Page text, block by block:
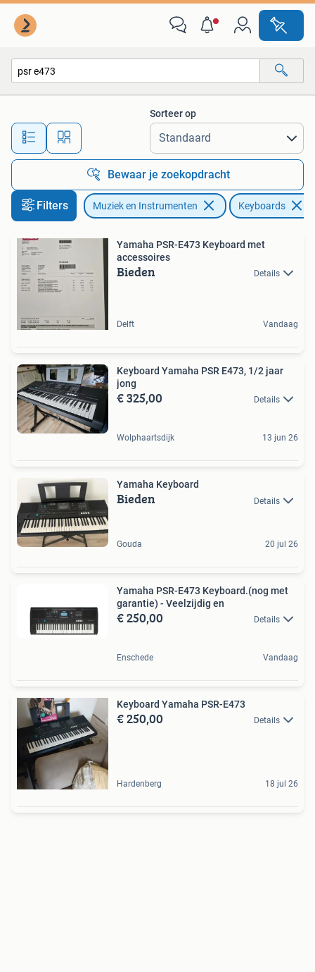
Alle afstanden…
Sorteer op
Bewaar je zoekopdracht
Filters Muziek en Instrumenten Keyboards
Yamaha PSR-E473 Keyboard met
accessoires
Bieden Details
Delft Vandaag
Keyboard Yamaha PSR E473, 1/2 jaar
jong
€ 325,00 Details
Wolphaartsdijk 13 jun 26
Yamaha Keyboard
Bieden Details
Gouda 20 jul 26
Yamaha PSR-E473 Keyboard.(nog met
garantie) - Veelzijdig en
€ 250,00 Details
Enschede Vandaag
Keyboard Yamaha PSR-E473
€ 250,00 Details
Hardenberg 18 jul 26